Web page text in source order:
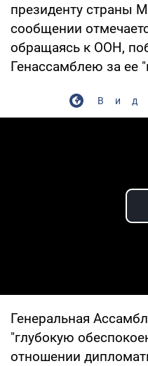
президенту страны
сообщении
обращаясь к ООН,
Генассамблею за ее
Генеральная
"глубокую
отношении